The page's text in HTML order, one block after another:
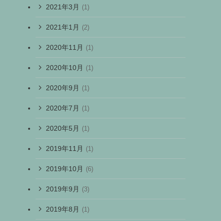
2021年3月 (1)
2021年1月 (2)
2020年11月 (1)
2020年10月 (1)
2020年9月 (1)
2020年7月 (1)
2020年5月 (1)
2019年11月 (1)
2019年10月 (6)
2019年9月 (3)
2019年8月 (1)